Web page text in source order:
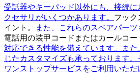
受話器やキーパッド以外にも、接続
クセサリがいくつかあります。 フック
イント。
また、これらのスペアパーツ
電話用の装甲コードまたはカールコー
対応できる性能を備えています。ま
じたカスタマイズも承っております
ワンストップサービスをご利用いただ